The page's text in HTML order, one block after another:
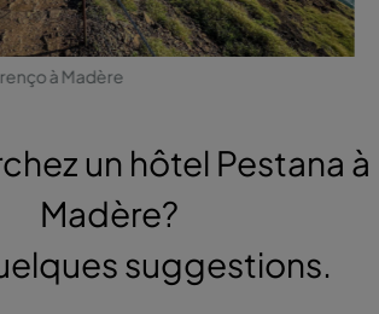
à Madère
un hôtel Pestana à
Madère?
suggestions.